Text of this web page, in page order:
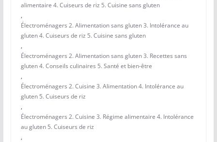
alimentaire 4. Cuiseurs de riz 5. Cuisine sans gluten
,
Électroménagers 2. Alimentation sans gluten 3. Intolérance au
gluten 4. Cuiseurs de riz 5. Cuisine sans gluten
,
Électroménagers 2. Alimentation sans gluten 3. Recettes sans
gluten 4. Conseils culinaires 5. Santé et bien-être
,
Électroménagers 2. Cuisine 3. Alimentation 4. Intolérance au
gluten 5. Cuiseurs de riz
,
Électroménagers 2. Cuisine 3. Régime alimentaire 4. Intolérance
au gluten 5. Cuiseurs de riz
,